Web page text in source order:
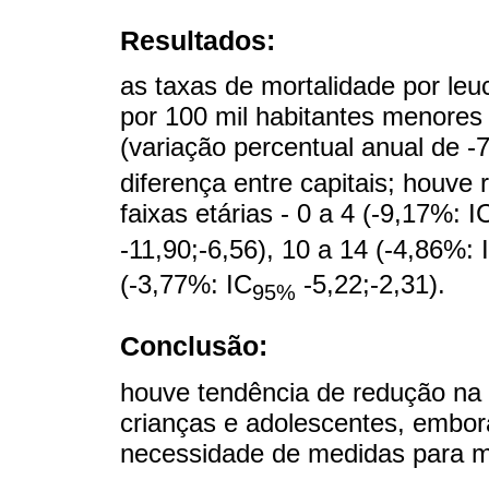
Resultados:
as taxas de mortalidade por
por 100 mil habitantes
(variação percentual anual de -
diferença entre capitais; houve
faixas etárias - 0 a 4 (-9,17%:
-11,90;-6,56), 10 a 14 (-4,86%:
(-3,77%: IC95% -5,22;-2,31).
Conclusão:
houve tendência de redução
crianças e adolescentes,
necessidade de medidas para